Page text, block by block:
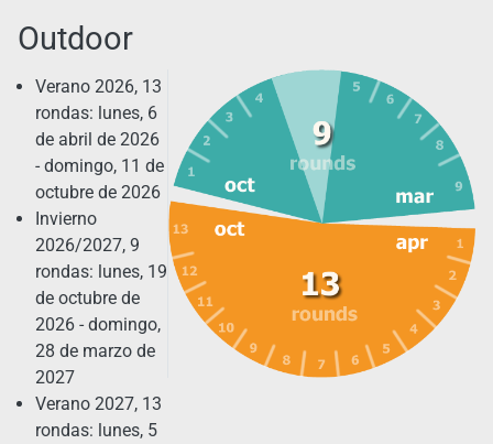
Outdoor
Verano 2026, 13
rondas: lunes, 6
de abril de 2026
- domingo, 11 de
octubre de 2026
Invierno
2026/2027, 9
rondas: lunes, 19
de octubre de
2026 - domingo,
28 de marzo de
2027
Verano 2027, 13
rondas: lunes, 5